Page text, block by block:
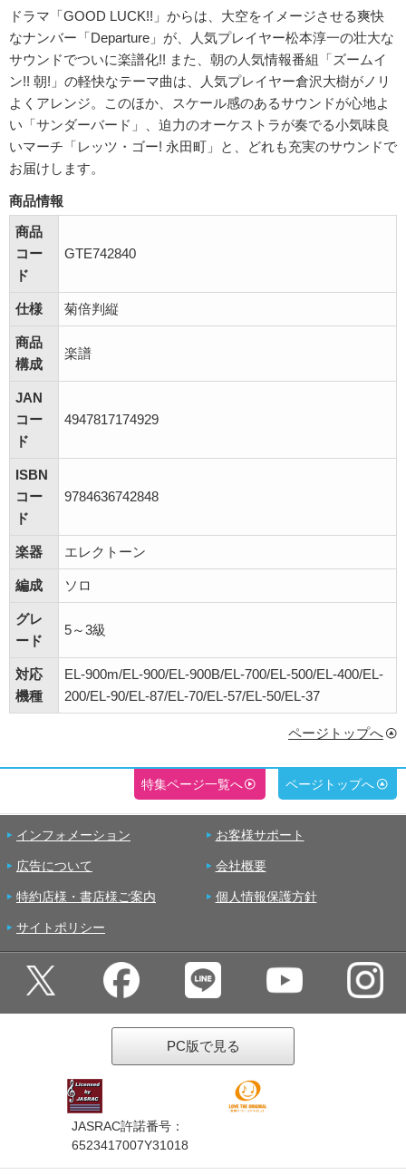
ドラマ「GOOD LUCK!!」からは、大空をイメージさせる爽快
なナンバー「Departure」が、人気プレイヤー松本淳一の壮大な
サウンドでついに楽譜化!! また、朝の人気情報番組「ズームイ
ン!! 朝!」の軽快なテーマ曲は、人気プレイヤー倉沢大樹がノリ
よくアレンジ。このほか、スケール感のあるサウンドが心地よ
い「サンダーバード」、迫力のオーケストラが奏でる小気味良
いマーチ「レッツ・ゴー! 永田町」と、どれも充実のサウンドで
お届けします。
商品情報
商品
コー
ド
GTE742840
仕様 菊倍判縦
商品
構成
楽譜
JAN
コー
ド
4947817174929
ISBN
コー
ド
9784636742848
楽器 エレクトーン
編成 ソロ
グレ
ード
5～3級
対応
機種
EL-900m/EL-900/EL-900B/EL-700/EL-500/EL-400/EL-
200/EL-90/EL-87/EL-70/EL-57/EL-50/EL-37
ページトップへ
特集ページ一覧へ ページトップへ
インフォメーション お客様サポート
広告について 会社概要
特約店様・書店様ご案内 個人情報保護方針
サイトポリシー
PC版で見る
JASRAC許諾番号：
6523417007Y31018